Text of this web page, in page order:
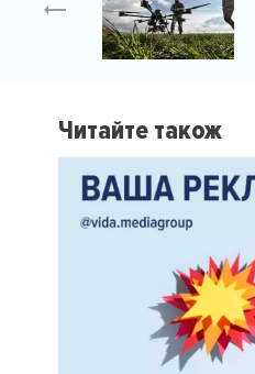
Читайте також